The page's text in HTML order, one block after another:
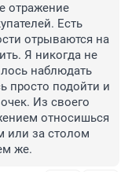
отражение
Есть
отрываются на
Я никогда не
наблюдать
просто подойти и
Из своего
относишься
или за столом
же.